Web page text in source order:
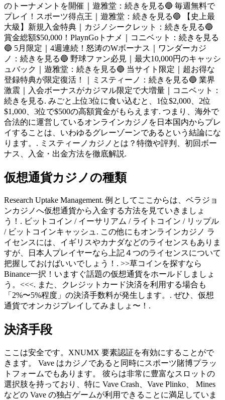
のトーナメントを開催｜遊雅堂：続きを見る🔵 毎週無料で
プレイ！スポーツ得点王｜遊雅堂：続きを見る🔵 【史上最
大級】新規入金特典｜カジノシークレット：続きを見る🔵
賞金総額$50,000！PlaynGoトナメ｜コニベット：続きを見る
🔵 5月限定｜4週連続！怒涛のWボーナス｜ワンダーカジ
ノ：続きを見る🔵 野球ファン必見｜最大10,000円のキャッシ
ュバック｜遊雅堂：続きを見る🔵 当サイト限定｜超お得な
登録特典が限定復活！｜ミスティーノ：続きを見る🔵 業界
激震｜入会ボーナスがカジマル限定で大増量｜コニベット：
続きを見る. みごと上位3位に食い込むと、1位$2,000、2位
$1,000、3位で$500の高額賞金がもらえます. つまり、海外で
合法的に運営しているオンラインカジノを日本国内からプレ
イすることは、いわゆるグレーゾーンであるという結論にな
ります。. ミスティーノカジノとは？特徴や評判、初回ボー
ナス、入金・出金方法を徹底解説.
仮想通貨カジノの種類
Research Uptake Management. 例としてここからは、ベラジョ
ンカジノへ仮想通貨から入金する方法を見ていきましょ
う！. ビットコイン / イーサリアム / ライトコイン / リップル
/ ビットコインキャッシュ. この他にもオンラインカジノ ラ
イセンスには、イギリスやカナダなどのライセンスもありま
すが、日本人プレイヤーなら上記４つのライセンスについて
把握しておけばいいでしょう！. >>草コインを探すなら
Binance一択！いますぐ話題の仮想通貨をホールドしましょ
う。<<<. また、クレジットカード決済を利用する場合も
「2%〜5%程度」の決済手数料が発生します。. ぜひ、仮想
通貨でオンカジプレイしてみましょ〜！.
決済手段
ここは安全です。XNUMX 要素認証を有効にすることがで
きます。 Vave はカジノであると同時にスポーツ賭博プラッ
トフォームでもあります。 彼らは非常に豊富なスロットの
選択肢を持っており、特に Vave Crash、Vave Plinko、 Mines
などの Vave の独占ゲームが利用できることに満足していま